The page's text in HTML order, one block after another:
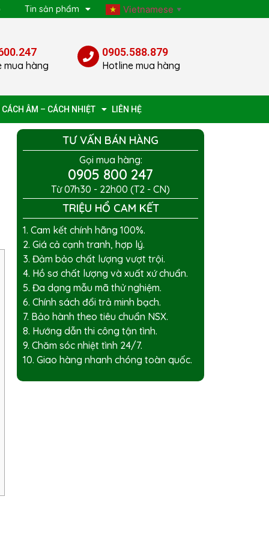
Tin sản phẩm Vietnamese ▼
mua hàng
0905.588.879
Hotline mua hàng
CÁCH ÂM – CÁCH NHIỆT LIÊN HỆ
TƯ VẤN BÁN HÀNG
Gọi mua hàng:
0905 800 247
Từ 07h30 - 22h00 (T2 - CN)
TRIỆU HỔ CAM KẾT
1. Cam kết chính hãng 100%.
2. Giá cả cạnh tranh, hợp lý.
3. Đảm bảo chất lượng vượt trội.
4. Hồ sơ chất lượng và xuất xứ chuẩn.
5. Đa dạng mẫu mã thử nghiệm.
6. Chính sách đổi trả minh bạch.
7. Bảo hành theo tiêu chuẩn NSX.
8. Hướng dẫn thi công tận tình.
9. Chăm sóc nhiệt tình 24/7.
10. Giao hàng nhanh chóng toàn quốc.